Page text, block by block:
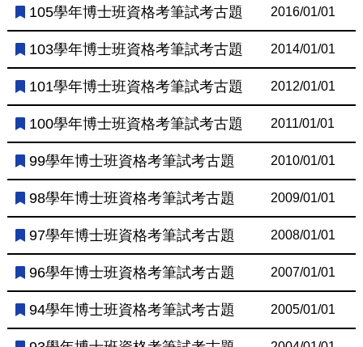
105學年博士班資格考筆試考古題 2016/01/01
103學年博士班資格考筆試考古題 2014/01/01
101學年博士班資格考筆試考古題 2012/01/01
100學年博士班資格考筆試考古題 2011/01/01
99學年博士班資格考筆試考古題 2010/01/01
98學年博士班資格考筆試考古題 2009/01/01
97學年博士班資格考筆試考古題 2008/01/01
96學年博士班資格考筆試考古題 2007/01/01
94學年博士班資格考筆試考古題 2005/01/01